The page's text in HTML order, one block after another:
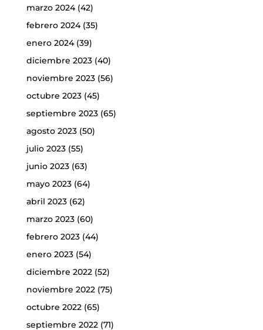
marzo 2024(42)
febrero 2024(35)
enero 2024(39)
diciembre 2023(40)
noviembre 2023(56)
octubre 2023(45)
septiembre 2023(65)
agosto 2023(50)
julio 2023(55)
junio 2023(63)
mayo 2023(64)
abril 2023(62)
marzo 2023(60)
febrero 2023(44)
enero 2023(54)
diciembre 2022(52)
noviembre 2022(75)
octubre 2022(65)
septiembre 2022(71)